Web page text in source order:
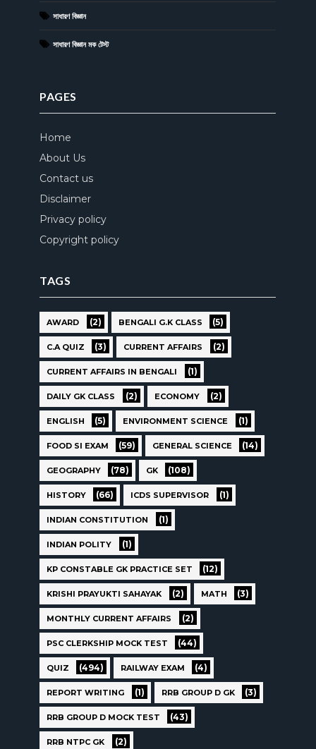
সাধারণ বিজ্ঞান
সাধারণ বিজ্ঞান মক টেস্ট
PAGES
Home
About Us
Contact us
Disclaimer
Privacy policy
Copyright policy
TAGS
AWARD (2) BENGALI G.K CLASS (5)
C.A QUIZ (3) CURRENT AFFAIRS (2)
CURRENT AFFAIRS IN BENGALI (1)
DAILY GK CLASS (2) ECONOMY (2)
ENGLISH (5) ENVIRONMENT SCIENCE (1)
FOOD SI EXAM (59) GENERAL SCIENCE (14)
GEOGRAPHY (78) GK (108)
HISTORY (66) ICDS SUPERVISOR (1)
INDIAN CONSTITUTION (1)
INDIAN POLITY (1)
KP CONSTABLE GK PRACTICE SET (12)
KRISHI PRAYUKTI SAHAYAK (2) MATH (3)
MONTHLY CURRENT AFFAIRS (2)
PSC CLERKSHIP MOCK TEST (44)
QUIZ (494) RAILWAY EXAM (4)
REPORT WRITING (1) RRB GROUP D GK (3)
RRB GROUP D MOCK TEST (43)
RRB NTPC GK (2)